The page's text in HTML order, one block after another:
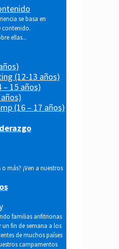
se basa en
contenido.
ellas...
(12-13 años)
– 15 años)
(16 – 17 años)
o más? ¡Ven a nuestros
familias anfitrionas
fin de semana a los
de muchos países
campamentos